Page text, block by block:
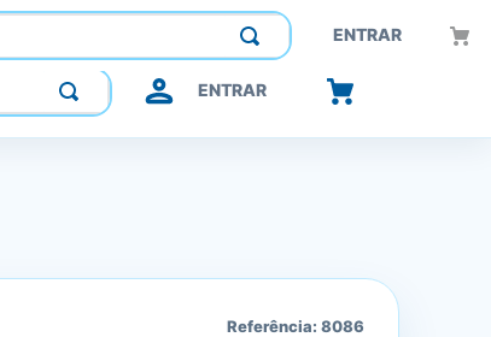
ENTRAR
Construindo confiança, inovando o futuro.
ENTRAR
Referência: 8086